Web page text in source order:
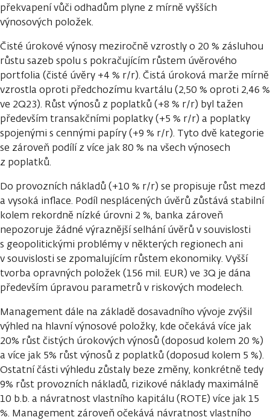
překvapení vůči odhadům plyne z mírně vyšších
výnosových položek.
Čisté úrokové výnosy meziročně vzrostly o 20 % zásluhou
růstu sazeb spolu s pokračujícím růstem úvěrového
portfolia (čisté úvěry +4 % r/r). Čistá úroková marže mírně
vzrostla oproti předchozímu kvartálu (2,50 % oproti 2,46 %
ve 2Q23). Růst výnosů z poplatků (+8 % r/r) byl tažen
především transakčními poplatky (+5 % r/r) a poplatky
spojenými s cennými papíry (+9 % r/r). Tyto dvě kategorie
se zároveň podílí z více jak 80 % na všech výnosech
z poplatků.
Do provozních nákladů (+10 % r/r) se propisuje růst mezd
a vysoká inflace. Podíl nesplácených úvěrů zůstává stabilní
kolem rekordně nízké úrovni 2 %, banka zároveň
nepozoruje žádné výraznější selhání úvěrů v souvislosti
s geopolitickými problémy v některých regionech ani
v souvislosti se zpomalujícím růstem ekonomiky. Vyšší
tvorba opravných položek (156 mil. EUR) ve 3Q je dána
především úpravou parametrů v riskových modelech.
Management dále na základě dosavadního vývoje zvýšil
výhled na hlavní výnosové položky, kde očekává více jak
20% růst čistých úrokových výnosů (doposud kolem 20 %)
a více jak 5% růst výnosů z poplatků (doposud kolem 5 %).
Ostatní části výhledu zůstaly beze změny, konkrétně tedy
9% růst provozních nákladů, rizikové náklady maximálně
10 b.b. a návratnost vlastního kapitálu (ROTE) více jak 15
%. Management zároveň očekává návratnost vlastního